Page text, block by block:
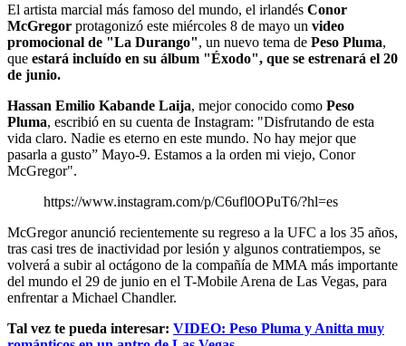
El artista marcial más famoso del mundo, el irlandés Conor
McGregor protagonizó este miércoles 8 de mayo un video
promocional de "La Durango", un nuevo tema de Peso Pluma,
que estará incluído en su álbum "Éxodo", que se estrenará el 20
de junio.
Hassan Emilio Kabande Laija, mejor conocido como Peso
Pluma, escribió en su cuenta de Instagram: "Disfrutando de esta
vida claro. Nadie es eterno en este mundo. No hay mejor que
pasarla a gusto” Mayo-9. Estamos a la orden mi viejo, Conor
McGregor".
https://www.instagram.com/p/C6ufl0OPuT6/?hl=es
McGregor anunció recientemente su regreso a la UFC a los 35 años,
tras casi tres de inactividad por lesión y algunos contratiempos, se
volverá a subir al octágono de la compañía de MMA más importante
del mundo el 29 de junio en el T-Mobile Arena de Las Vegas, para
enfrentar a Michael Chandler.
Tal vez te pueda interesar: VIDEO: Peso Pluma y Anitta muy